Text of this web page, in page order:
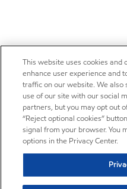
This website uses cookies
enhance user experience and
traffic on our website. We
use of our site with our social
partners, but you may opt out
“Reject optional cookies”
signal from your browser. You
options in the Privacy Center.